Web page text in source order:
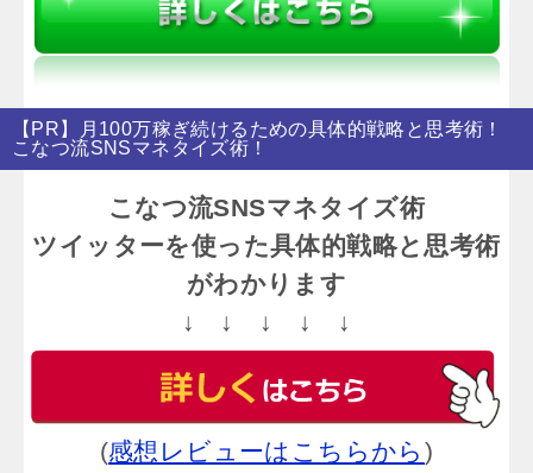
【PR】月100万稼ぎ続けるための具体的戦略と思考術！
こなつ流SNSマネタイズ術！
こなつ流SNSマネタイズ術
ツイッターを使った具体的戦略と思考術
がわかります
↓ ↓ ↓ ↓ ↓
(感想レビューはこちらから )